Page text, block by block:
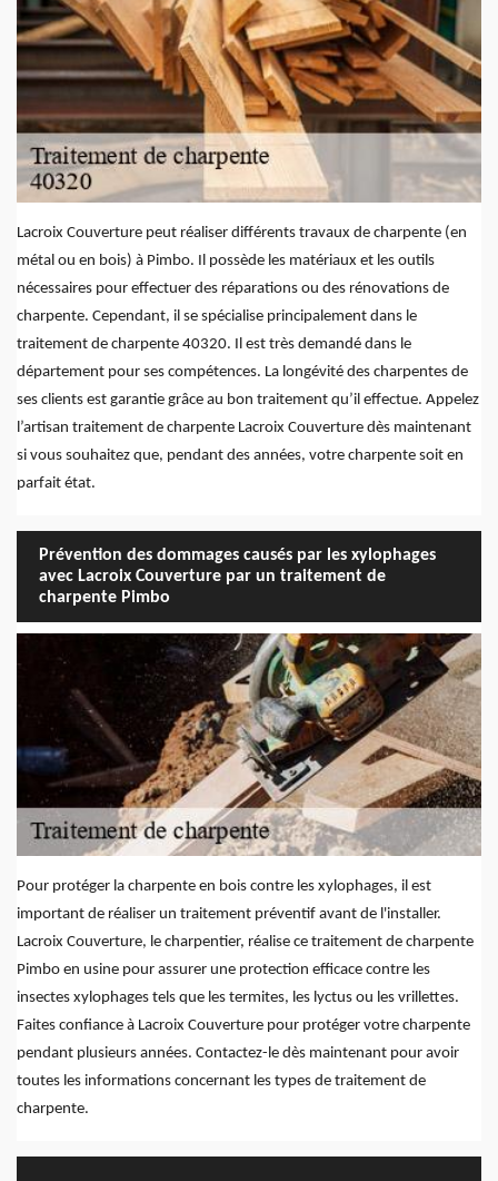
Lacroix Couverture peut réaliser différents travaux de charpente (en
métal ou en bois) à Pimbo. Il possède les matériaux et les outils
nécessaires pour effectuer des réparations ou des rénovations de
charpente. Cependant, il se spécialise principalement dans le
traitement de charpente 40320. Il est très demandé dans le
département pour ses compétences. La longévité des charpentes de
ses clients est garantie grâce au bon traitement qu’il effectue. Appelez
l’artisan traitement de charpente Lacroix Couverture dès maintenant
si vous souhaitez que, pendant des années, votre charpente soit en
parfait état.
Prévention des dommages causés par les xylophages
avec Lacroix Couverture par un traitement de
charpente Pimbo
Pour protéger la charpente en bois contre les xylophages, il est
important de réaliser un traitement préventif avant de l'installer.
Lacroix Couverture, le charpentier, réalise ce traitement de charpente
Pimbo en usine pour assurer une protection efficace contre les
insectes xylophages tels que les termites, les lyctus ou les vrillettes.
Faites confiance à Lacroix Couverture pour protéger votre charpente
pendant plusieurs années. Contactez-le dès maintenant pour avoir
toutes les informations concernant les types de traitement de
charpente.